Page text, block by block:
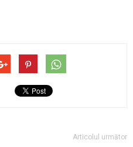
Articolul următor